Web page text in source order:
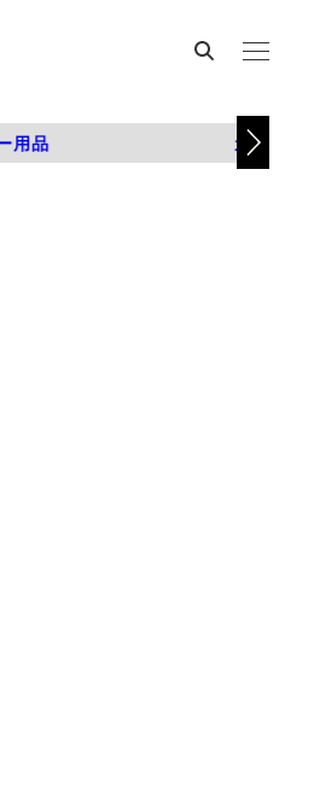
用品 カスタム
入時の流れや必要な書類などに